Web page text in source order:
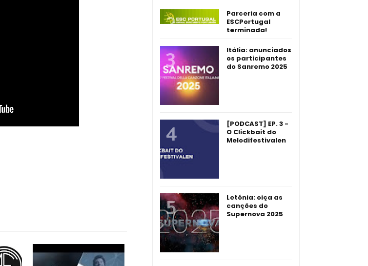
Parceria com a
ESCPortugal
terminada!
Itália: anunciados
os participantes
do Sanremo 2025
[PODCAST] EP. 3 -
O Clickbait do
Melodifestivalen
Letónia: oiça as
canções do
Supernova 2025